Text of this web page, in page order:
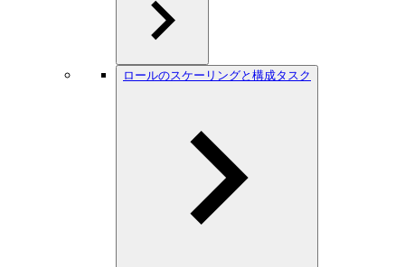
ロールのスケーリングと構成タスク